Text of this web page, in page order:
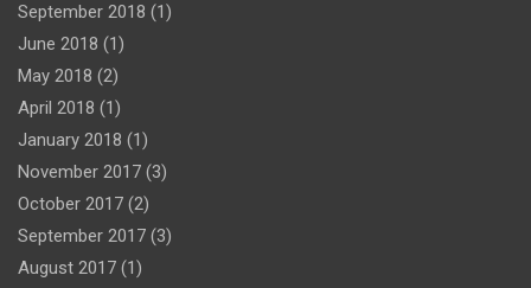
September 2018 (1)
June 2018 (1)
May 2018 (2)
April 2018 (1)
January 2018 (1)
November 2017 (3)
October 2017 (2)
September 2017 (3)
August 2017 (1)